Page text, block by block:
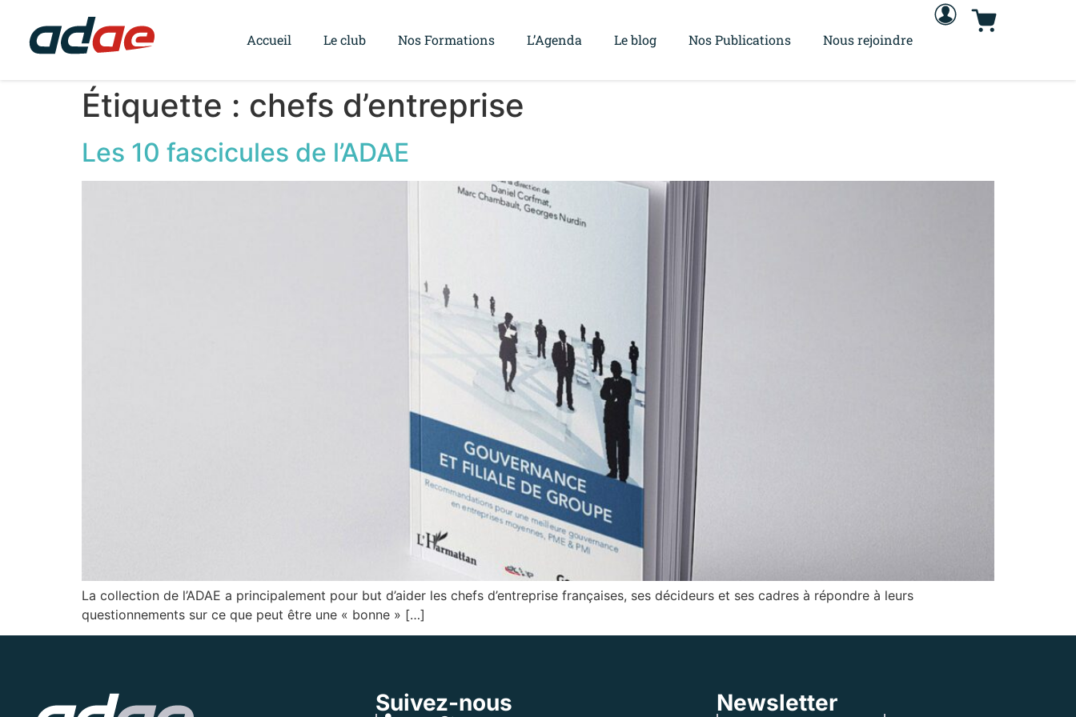
Accueil Le club Nos Formations L’Agenda Le blog Nos Publications Nous rejoindre
Étiquette : chefs d’entreprise
Les 10 fascicules de l’ADAE
La collection de l’ADAE a principalement pour but d’aider les chefs d’entreprise françaises, ses décideurs et ses cadres à répondre à leurs
questionnements sur ce que peut être une « bonne » […]
Suivez-nous Newsletter